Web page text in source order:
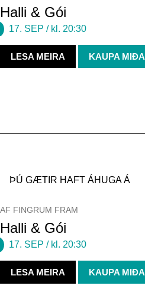
Halli & Gói
17. SEP / kl. 20:30
LESA MEIRA KAUPA MIÐA
ÞÚ GÆTIR HAFT ÁHUGA Á
AF FINGRUM FRAM
Halli & Gói
17. SEP / kl. 20:30
LESA MEIRA KAUPA MIÐA